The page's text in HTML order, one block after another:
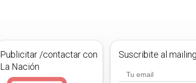
Publicitar /contactar con
La Nación
Suscribite al mailing.